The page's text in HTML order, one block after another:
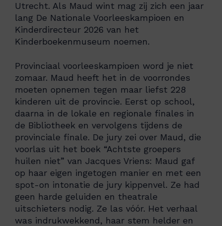
Utrecht. Als Maud wint mag zij zich een jaar
lang De Nationale Voorleeskampioen en
Kinderdirecteur 2026 van het
Kinderboekenmuseum noemen.
Provinciaal voorleeskampioen word je niet
zomaar. Maud heeft het in de voorrondes
moeten opnemen tegen maar liefst 228
kinderen uit de provincie. Eerst op school,
daarna in de lokale en regionale finales in
de Bibliotheek en vervolgens tijdens de
provinciale finale. De jury zei over Maud, die
voorlas uit het boek “Achtste groepers
huilen niet” van Jacques Vriens: Maud gaf
op haar eigen ingetogen manier en met een
spot-on intonatie de jury kippenvel. Ze had
geen harde geluiden en theatrale
uitschieters nodig. Ze las vóór. Het verhaal
was indrukwekkend, haar stem helder en